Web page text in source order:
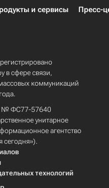
и сервисы Пресс-
в сфере связи,
коммуникаций
№ ФС77-57640
унитарное
агентство
технологий